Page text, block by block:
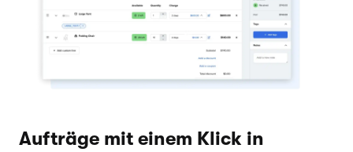
Aufträge mit einem Klick in